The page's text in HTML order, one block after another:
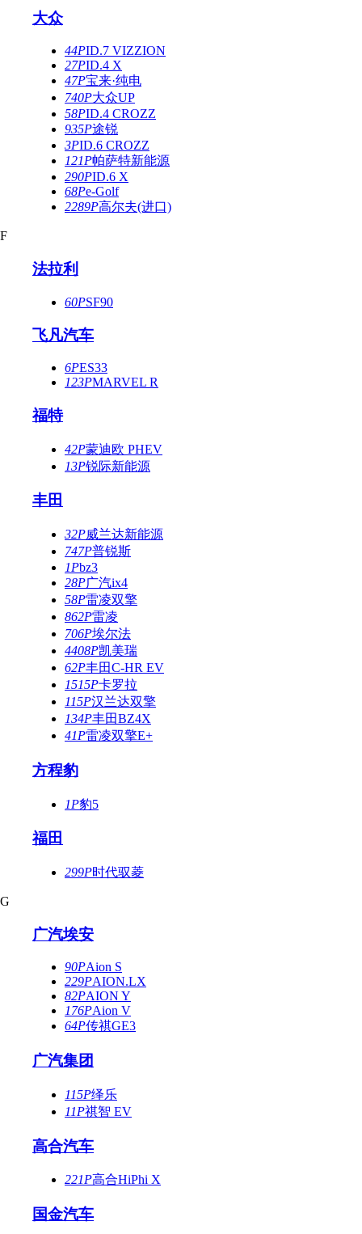
大众
44PID.7 VIZZION
27PID.4 X
47P宝来·纯电
740P大众UP
58PID.4 CROZZ
935P途锐
3PID.6 CROZZ
121P帕萨特新能源
290PID.6 X
68Pe-Golf
2289P高尔夫(进口)
F
法拉利
60PSF90
飞凡汽车
6PES33
123PMARVEL R
福特
42P蒙迪欧 PHEV
13P锐际新能源
丰田
32P威兰达新能源
747P普锐斯
1Pbz3
28P广汽ix4
58P雷凌双擎
862P雷凌
706P埃尔法
4408P凯美瑞
62P丰田C-HR EV
1515P卡罗拉
115P汉兰达双擎
134P丰田BZ4X
41P雷凌双擎E+
方程豹
1P豹5
福田
299P时代驭菱
G
广汽埃安
90PAion S
229PAION.LX
82PAION Y
176PAion V
64P传祺GE3
广汽集团
115P绎乐
11P祺智 EV
高合汽车
221P高合HiPhi X
国金汽车